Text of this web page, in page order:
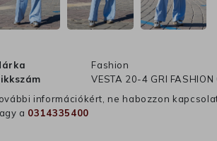
Fashion
VESTA 20-4 GRI FASHION
információkért, ne habozzon
a 0314335400